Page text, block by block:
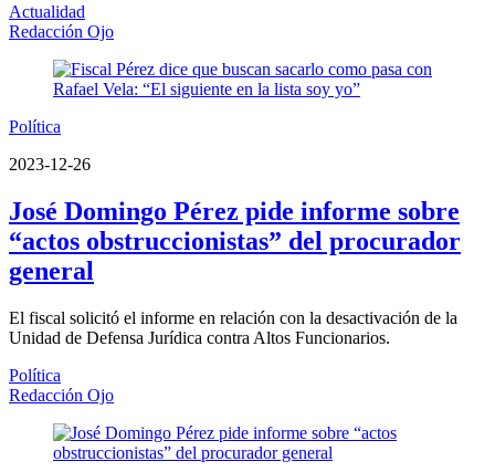
Actualidad
Redacción Ojo
Política
2023-12-26
José Domingo Pérez pide informe sobre
“actos obstruccionistas” del procurador
general
El fiscal solicitó el informe en relación con la desactivación de la
Unidad de Defensa Jurídica contra Altos Funcionarios.
Política
Redacción Ojo